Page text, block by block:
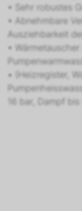
• Sehr robustes
• Abnehmbare
Ausziehbarkeit
•
• (Heizregister,
16 bar, Dampf